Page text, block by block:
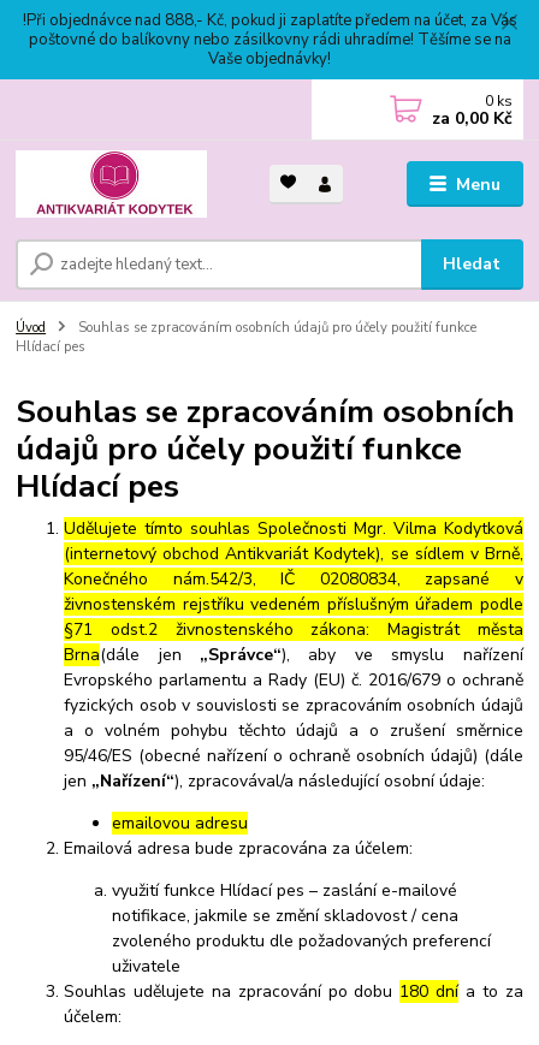
!Při objednávce nad 888,- Kč, pokud ji zaplatíte předem na účet, za Vás
poštovné do balíkovny nebo zásilkovny rádi uhradíme! Těšíme se na
Vaše objednávky!
Menu
Hledat
0 ks
za 0,00 Kč
Úvod
Souhlas se zpracováním osobních údajů pro účely použití funkce
Hlídací pes
Souhlas se zpracováním osobních
údajů pro účely použití funkce
Hlídací pes
Udělujete tímto souhlas Společnosti Mgr. Vilma Kodytková
(internetový obchod Antikvariát Kodytek), se sídlem v Brně,
Konečného nám.542/3, IČ 02080834, zapsané v
živnostenském rejstříku vedeném příslušným úřadem podle
§71 odst.2 živnostenského zákona: Magistrát města
Brna(dále jen „Správce“), aby ve smyslu nařízení
Evropského parlamentu a Rady (EU) č. 2016/679 o ochraně
fyzických osob v souvislosti se zpracováním osobních údajů
a o volném pohybu těchto údajů a o zrušení směrnice
95/46/ES (obecné nařízení o ochraně osobních údajů) (dále
jen „Nařízení“), zpracovával/a následující osobní údaje:
emailovou adresu
Emailová adresa bude zpracována za účelem:
využití funkce Hlídací pes – zaslání e-mailové
notifikace, jakmile se změní skladovost / cena
zvoleného produktu dle požadovaných preferencí
uživatele
Souhlas udělujete na zpracování po dobu 180 dnía to za
účelem: